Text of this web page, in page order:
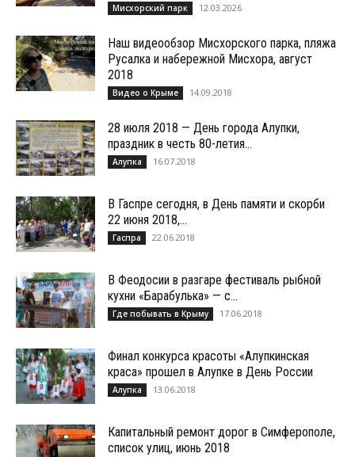
Мисхорский парк 12.03.2026
Наш видеообзор Мисхорского парка, пляжа
Русалка и набережной Мисхора, август
2018
Видео о Крыме 14.09.2018
28 июля 2018 — День города Алупки,
праздник в честь 80-летия...
Алупка 16.07.2018
В Гаспре сегодня, в День памяти и скорби
22 июня 2018,...
Гаспра 22.06.2018
В Феодосии в разгаре фестиваль рыбной
кухни «Барабулька» — с...
Где побывать в Крыму 17.06.2018
Финал конкурса красоты «Алупкинская
краса» прошел в Алупке в День России
Алупка 13.06.2018
Капитальный ремонт дорог в Симферополе,
список улиц, июнь 2018